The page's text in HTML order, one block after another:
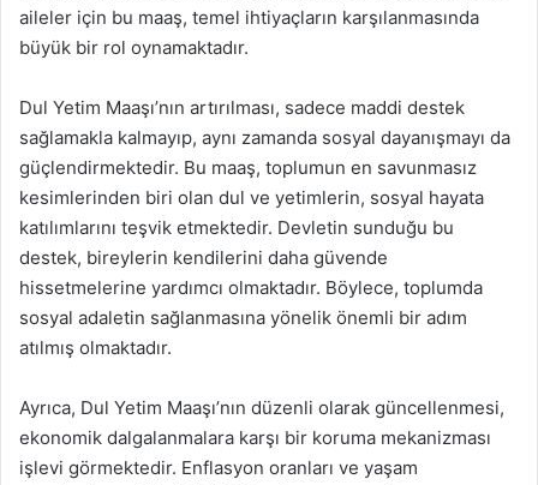
aileler için bu maaş, temel ihtiyaçların karşılanmasında
büyük bir rol oynamaktadır.
Dul Yetim Maaşı’nın artırılması, sadece maddi destek
sağlamakla kalmayıp, aynı zamanda sosyal dayanışmayı da
güçlendirmektedir. Bu maaş, toplumun en savunmasız
kesimlerinden biri olan dul ve yetimlerin, sosyal hayata
katılımlarını teşvik etmektedir. Devletin sunduğu bu
destek, bireylerin kendilerini daha güvende
hissetmelerine yardımcı olmaktadır. Böylece, toplumda
sosyal adaletin sağlanmasına yönelik önemli bir adım
atılmış olmaktadır.
Ayrıca, Dul Yetim Maaşı’nın düzenli olarak güncellenmesi,
ekonomik dalgalanmalara karşı bir koruma mekanizması
işlevi görmektedir. Enflasyon oranları ve yaşam